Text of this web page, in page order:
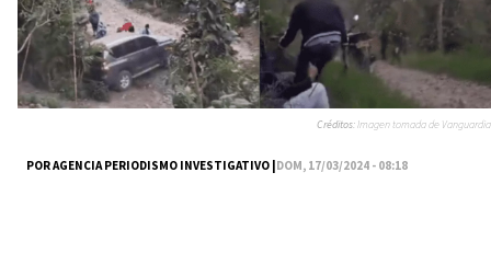
POR AGENCIA PERIODISMO INVESTIGATIVO |DOM, 17/03/2024 - 08:18
Créditos:Imagen tomada de Vanguardia